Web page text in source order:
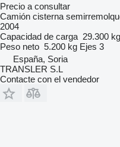
Precio a consultar
Camión cisterna
2004
Capacidad de carga 29.300 kg
Peso neto 5.200 kg Ejes 3
España, Soria
TRANSLER S.L
Contacte con el vendedor